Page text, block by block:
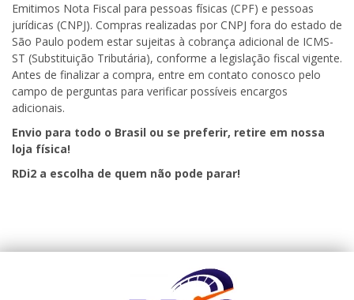
Emitimos Nota Fiscal para pessoas físicas (CPF) e pessoas
jurídicas (CNPJ). Compras realizadas por CNPJ fora do estado de
São Paulo podem estar sujeitas à cobrança adicional de ICMS-
ST (Substituição Tributária), conforme a legislação fiscal vigente.
Antes de finalizar a compra, entre em contato conosco pelo
campo de perguntas para verificar possíveis encargos
adicionais.
Envio para todo o Brasil ou se preferir, retire em nossa
loja física!
RDi2 a escolha de quem não pode parar!